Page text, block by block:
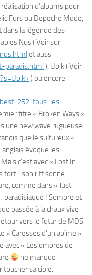
d’albums pour
Furs ou Depeche Mode,
dans la légende des
Nus ( Voir sur
et aussi
paradis.html ), Ubik ( Voir
) ou encore
252-tous-les-
titre « Broken Ways »
une new wave rugueuse
que le sulfureux «
anglais évoque les
c’est avec « Lost In
fort : son riff sonne
comme dans « Just
paradisiaque ! Sombre et
passée à la chaux vive
vers le futur de MDS
« Caresses d’un abîme »
avec « Les ombres de
ne manque
toucher sa cible.